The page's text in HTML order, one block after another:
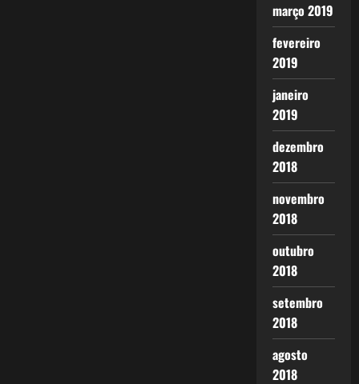
março 2019
fevereiro
2019
janeiro
2019
dezembro
2018
novembro
2018
outubro
2018
setembro
2018
agosto
2018